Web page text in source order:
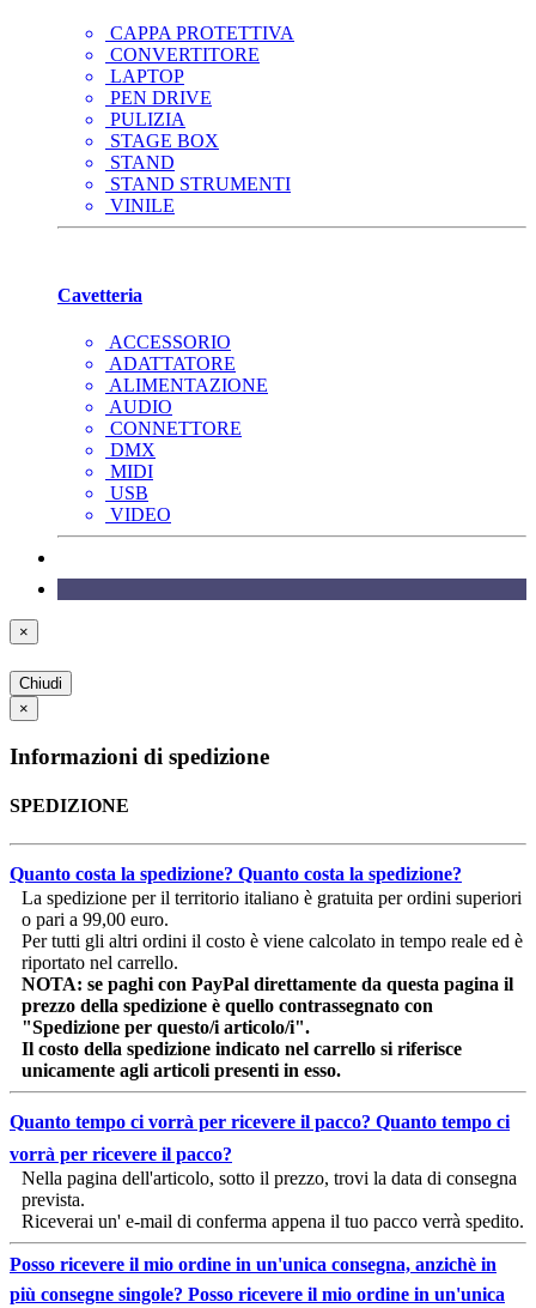
CAPPA PROTETTIVA
CONVERTITORE
LAPTOP
PEN DRIVE
PULIZIA
STAGE BOX
STAND
STAND STRUMENTI
VINILE
Cavetteria
ACCESSORIO
ADATTATORE
ALIMENTAZIONE
AUDIO
CONNETTORE
DMX
MIDI
USB
VIDEO
×
Chiudi
×
Informazioni di spedizione
SPEDIZIONE
Quanto costa la spedizione? Quanto costa la spedizione?
La spedizione per il territorio italiano è gratuita per ordini superiori
o pari a 99,00 euro.
Per tutti gli altri ordini il costo è viene calcolato in tempo reale ed è
riportato nel carrello.
NOTA: se paghi con PayPal direttamente da questa pagina il
prezzo della spedizione è quello contrassegnato con
"Spedizione per questo/i articolo/i".
Il costo della spedizione indicato nel carrello si riferisce
unicamente agli articoli presenti in esso.
Quanto tempo ci vorrà per ricevere il pacco? Quanto tempo ci
vorrà per ricevere il pacco?
Nella pagina dell'articolo, sotto il prezzo, trovi la data di consegna
prevista.
Riceverai un' e-mail di conferma appena il tuo pacco verrà spedito.
Posso ricevere il mio ordine in un'unica consegna, anzichè in
più consegne singole? Posso ricevere il mio ordine in un'unica